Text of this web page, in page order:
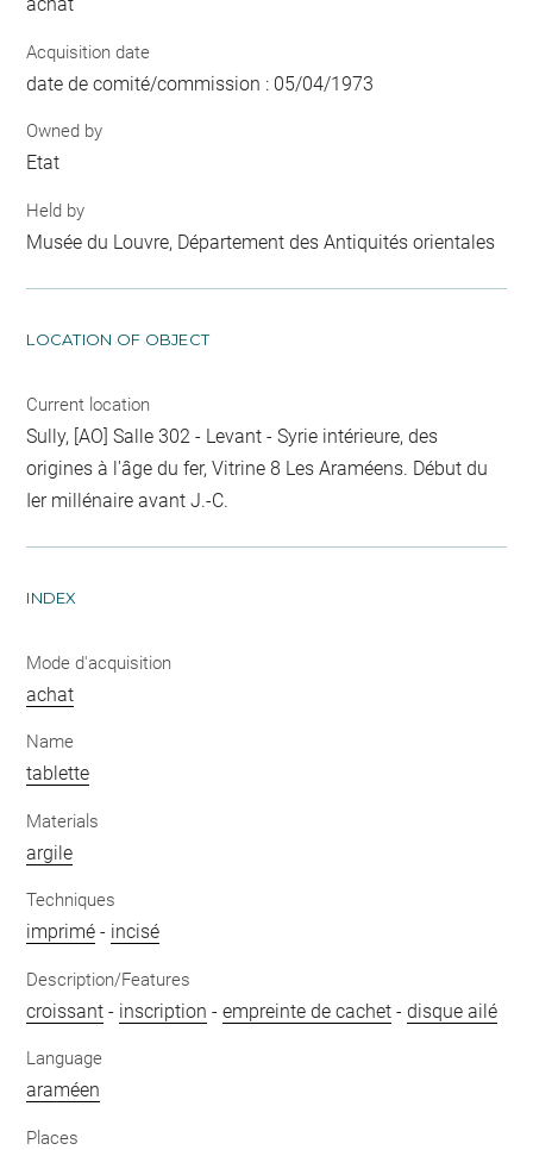
Acquisition date
date de comité/commission : 05/04/1973
Owned by
Etat
Held by
Musée du Louvre, Département des Antiquités orientales
LOCATION OF OBJECT
Current location
Sully, [AO] Salle 302 - Levant - Syrie intérieure, des
origines à l'âge du fer, Vitrine 8 Les Araméens. Début du
Ier millénaire avant J.-C.
INDEX
Mode d'acquisition
achat
Name
tablette
Materials
argile
Techniques
imprimé - incisé
Description/Features
croissant - inscription -empreinte de cachet -disque ailé
Language
araméen
Places